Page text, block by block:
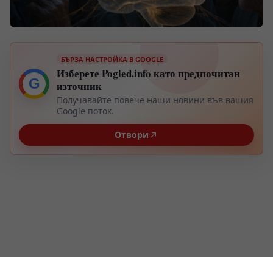
G
БЪРЗА НАСТРОЙКА В GOOGLE
Изберете Pogled.info като предпочитан
източник
Получавайте повече наши новини във вашия
Google поток.
Отвори